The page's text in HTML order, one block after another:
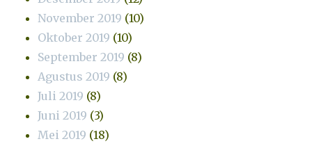
November 2019 (10)
Oktober 2019 (10)
September 2019 (8)
Agustus 2019 (8)
Juli 2019 (8)
Juni 2019 (3)
Mei 2019 (18)